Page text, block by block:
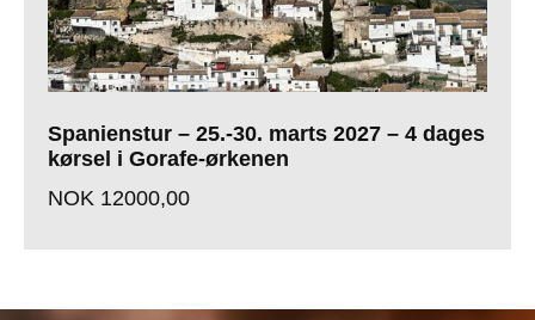
Spanienstur – 25.-30. marts 2027 – 4 dages
kørsel i Gorafe-ørkenen
NOK 12000,00